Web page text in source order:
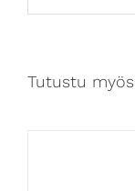
Tutustu myös